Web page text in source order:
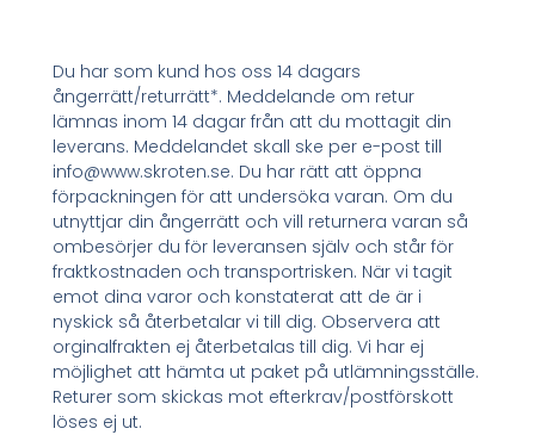
Du har som kund hos oss 14 dagars
ångerrätt/returrätt*. Meddelande om retur
lämnas inom 14 dagar från att du mottagit din
leverans. Meddelandet skall ske per e-post till
info@www.skroten.se. Du har rätt att öppna
förpackningen för att undersöka varan. Om du
utnyttjar din ångerrätt och vill returnera varan så
ombesörjer du för leveransen själv och står för
fraktkostnaden och transportrisken. När vi tagit
emot dina varor och konstaterat att de är i
nyskick så återbetalar vi till dig. Observera att
orginalfrakten ej återbetalas till dig. Vi har ej
möjlighet att hämta ut paket på utlämningsställe.
Returer som skickas mot efterkrav/postförskott
löses ej ut.